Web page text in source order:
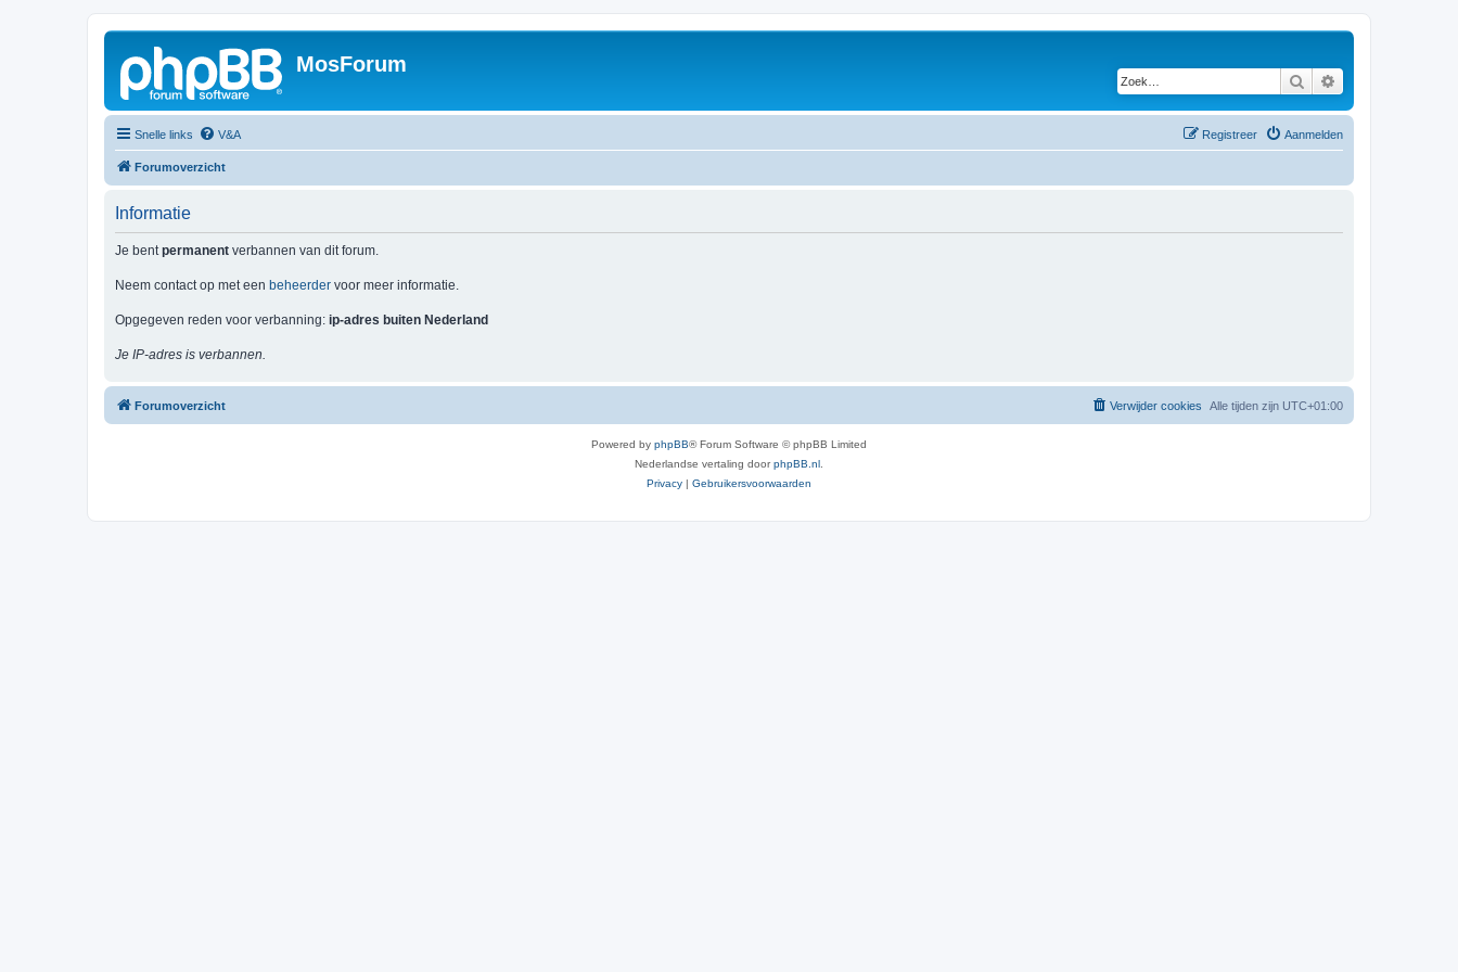
MosForum
Zoek
Snelle links V&A Aanmelden
Registreer
Forumoverzicht
Informatie
Je bentpermanent verbannen van dit forum.
Neem contact op met een beheerder voor meer informatie.
Opgegeven reden voor verbanning: ip-adres buiten Nederland
Je IP-adres is verbannen.
Forumoverzicht Alle tijden zijn UTC+01:00
Verwijder cookies
Powered by phpBB® Forum Software © phpBB Limited
Nederlandse vertaling doorphpBB.nl
Privacy | Gebruikersvoorwaarden